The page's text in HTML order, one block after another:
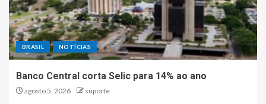
BRASIL NOTÍCIAS
Banco Central corta Selic para 14% ao ano
agosto 5, 2026 suporte